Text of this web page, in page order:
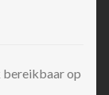
bereikbaar op